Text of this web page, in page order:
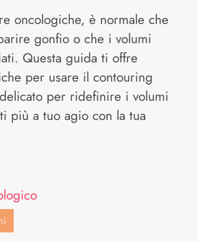
oncologiche, è normale che
gonfio o che i volumi
Questa guida ti offre
per usare il contouring
per ridefinire i volumi
più a tuo agio con la tua